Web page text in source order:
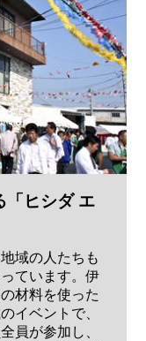
「ヒシダ エ
域の人たちも
ています。伊
材料を使った
イベントで、
員が参加し、